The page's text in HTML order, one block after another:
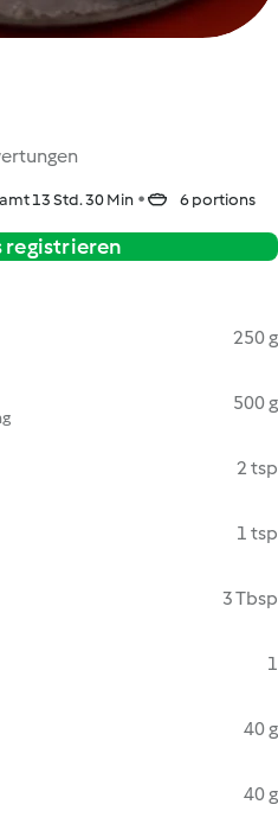
13 Std. 30 Min 6 portions
registrieren
250 g
500 g
2 tsp
1 tsp
3 Tbsp
1
40 g
40 g